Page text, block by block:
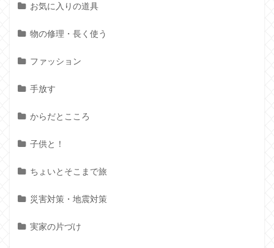
お気に入りの道具
物の修理・長く使う
ファッション
手放す
からだとこころ
子供と！
ちょいとそこまで旅
災害対策・地震対策
実家の片づけ